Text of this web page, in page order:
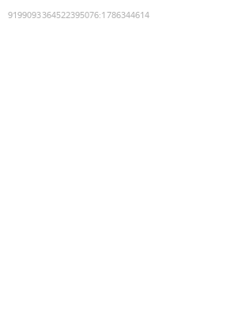
9199093364522395076:1786344614